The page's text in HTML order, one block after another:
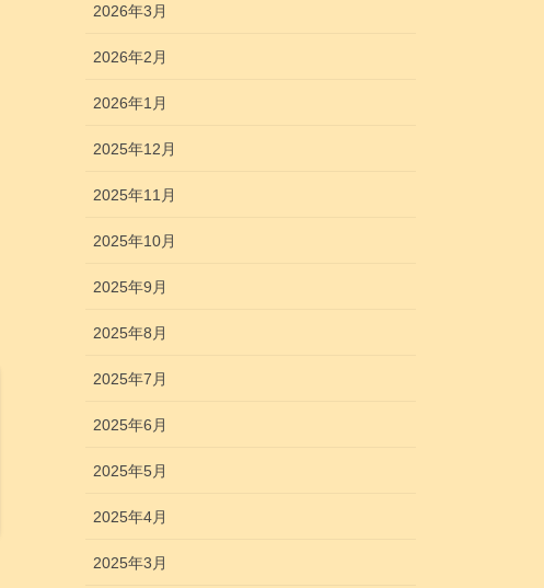
2026年3月
2026年2月
2026年1月
2025年12月
2025年11月
2025年10月
2025年9月
2025年8月
2025年7月
2025年6月
2025年5月
2025年4月
2025年3月